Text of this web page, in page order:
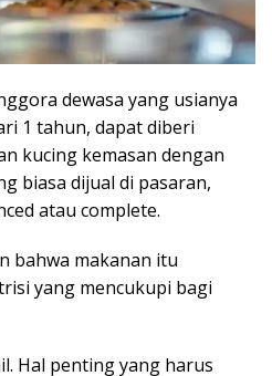
dewasa yang usianya
1 tahun, dapat diberi
kucing kemasan dengan
biasa dijual di pasaran,
atau complete.
bahwa makanan itu
yang mencukupi bagi
Hal penting yang harus